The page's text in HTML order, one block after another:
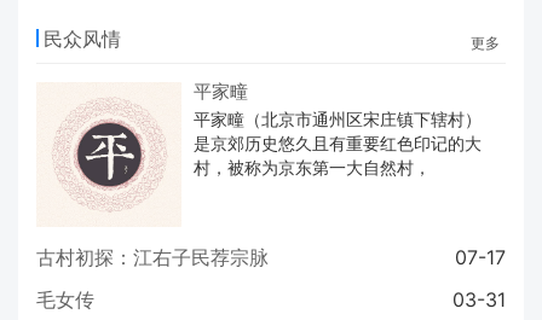
民众风情 更多
平家疃
平家疃（北京市通州区宋庄镇下辖村）
是京郊历史悠久且有重要红色印记的大
村，被称为京东第一大自然村，
古村初探：江右子民荐宗脉
07-17
毛女传
03-31